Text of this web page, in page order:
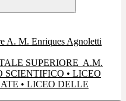
SUPERIORE A.M.
SCIENTIFICO • LICEO
• LICEO DELLE